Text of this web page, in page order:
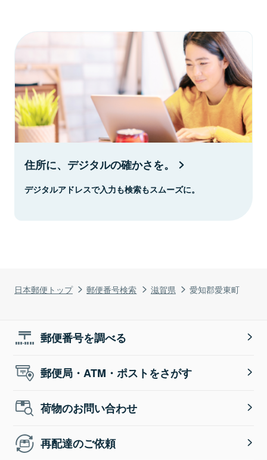
日本郵便トップ 郵便番号検索 滋賀県 愛知郡愛東町
住所に、デジタルの確かさを。
デジタルアドレスで入力も検索もスムーズに。
郵便番号を調べる
郵便局・ATM・ポストをさがす
荷物のお問い合わせ
再配達のご依頼